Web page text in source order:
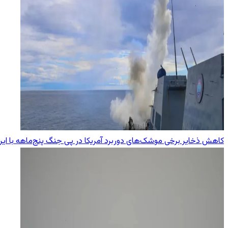
کاهش ذخایر برخی موشک‌های دوربرد آمریکا در پی جنگ پنج‌ماهه با